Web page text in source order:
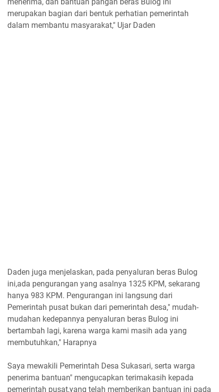
merupakan bagian dari bentuk perhatian pemerintah
dalam membantu masyarakat," Ujar Daden
Daden juga menjelaskan, pada penyaluran beras Bulog
ini,ada pengurangan yang asalnya 1325 KPM, sekarang
hanya 983 KPM. Pengurangan ini langsung dari
Pemerintah pusat bukan dari pemerintah desa," mudah-
mudahan kedepannya penyaluran beras Bulog ini
bertambah lagi, karena warga kami masih ada yang
membutuhkan," Harapnya
Saya mewakili Pemerintah Desa Sukasari, serta warga
penerima bantuan" mengucapkan terimakasih kepada
pemerintah pusat,yang telah memberikan bantuan ini pada